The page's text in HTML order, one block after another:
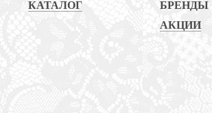
КАТАЛОГ
БРЕНДЫ
АКЦИИ